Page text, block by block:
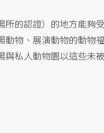
的認證）的地方能夠
物、展演動物的動物
私人動物園以這些未